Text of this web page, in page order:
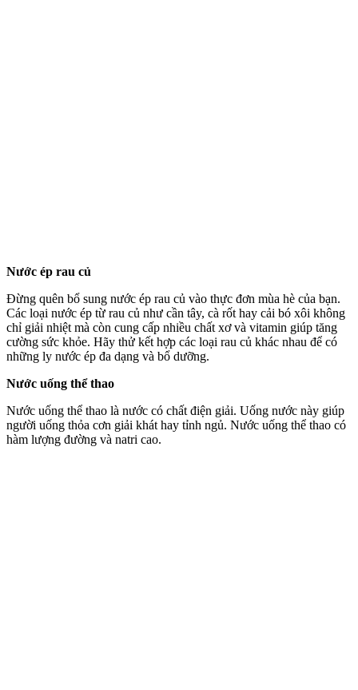
Nước ép rau củ
Đừng quên bổ sung nước ép rau củ vào thực đơn mùa hè của bạn.
Các loại nước ép từ rau củ như cần tây, cà rốt hay cải bó xôi không
chỉ giải nhiệt mà còn cung cấp nhiều chất xơ và vitamin giúp tăng
cường sức khỏe. Hãy thử kết hợp các loại rau củ khác nhau để có
những ly nước ép đa dạng và bổ dưỡng.
Nước uống thể thao
Nước uống thể thao là nước có chất điện giải. Uống nước này giúp
người uống thỏa cơn giải khát hay tỉnh ngủ. Nước uống thể thao có
hàm lượng đường và natri cao.